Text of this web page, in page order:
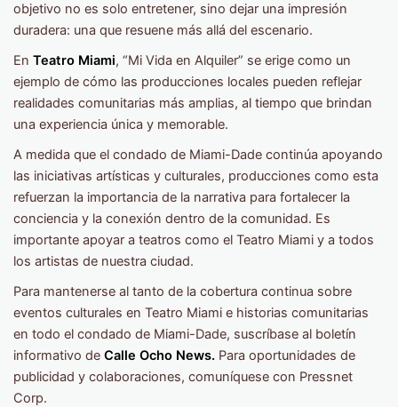
objetivo no es solo entretener, sino dejar una impresión
duradera: una que resuene más allá del escenario.
En Teatro Miami, “Mi Vida en Alquiler” se erige como un
ejemplo de cómo las producciones locales pueden reflejar
realidades comunitarias más amplias, al tiempo que brindan
una experiencia única y memorable.
A medida que el condado de Miami-Dade continúa apoyando
las iniciativas artísticas y culturales, producciones como esta
refuerzan la importancia de la narrativa para fortalecer la
conciencia y la conexión dentro de la comunidad. Es
importante apoyar a teatros como el Teatro Miami y a todos
los artistas de nuestra ciudad.
Para mantenerse al tanto de la cobertura continua sobre
eventos culturales en Teatro Miami e historias comunitarias
en todo el condado de Miami-Dade, suscríbase al boletín
informativo de Calle Ocho News. Para oportunidades de
publicidad y colaboraciones, comuníquese con Pressnet
Corp.